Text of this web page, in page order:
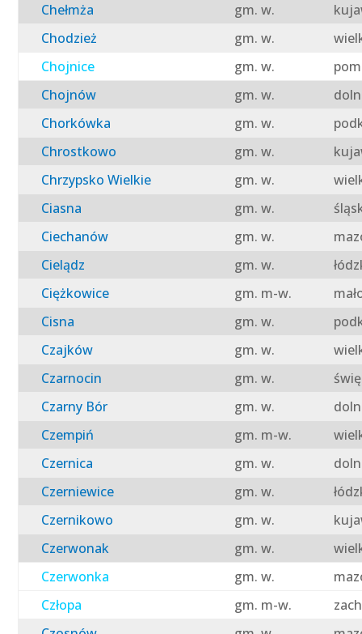
Chełmża
gm. w.
Chodzież
gm. w.
Chojnice
gm. w.
Chojnów
gm. w.
Chorkówka
gm. w.
Chrostkowo
gm. w.
Chrzypsko Wielkie
gm. w.
Ciasna
gm. w.
Ciechanów
gm. w.
Cielądz
gm. w.
Ciężkowice
gm. m-w.
Cisna
gm. w.
Czajków
gm. w.
Czarnocin
gm. w.
Czarny Bór
gm. w.
Czempiń
gm. m-w.
Czernica
gm. w.
Czerniewice
gm. w.
Czernikowo
gm. w.
Czerwonak
gm. w.
Czerwonka
gm. w.
Człopa
gm. m-w.